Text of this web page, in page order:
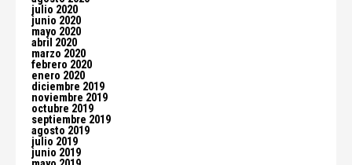
julio 2020
junio 2020
mayo 2020
abril 2020
marzo 2020
febrero 2020
enero 2020
diciembre 2019
noviembre 2019
octubre 2019
septiembre 2019
agosto 2019
julio 2019
junio 2019